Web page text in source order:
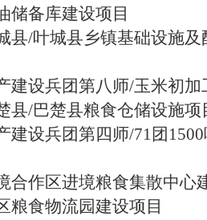
储备库建设项目
县/叶城县乡镇基础设施
建设兵团第八师/玉米初加
县/巴楚县粮食仓储设施项
建设兵团第四师/71团
合作区进境粮食集散中心
粮食物流园建设项目